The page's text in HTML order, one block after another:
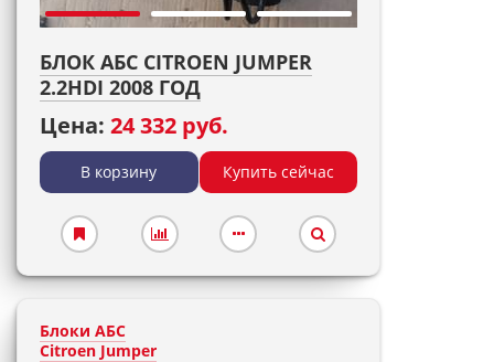
БЛОК АБС CITROEN JUMPER
2.2HDI 2008 ГОД
Цена: 24 332 руб.
В корзину Купить сейчас
Блоки АБС
Citroen Jumper